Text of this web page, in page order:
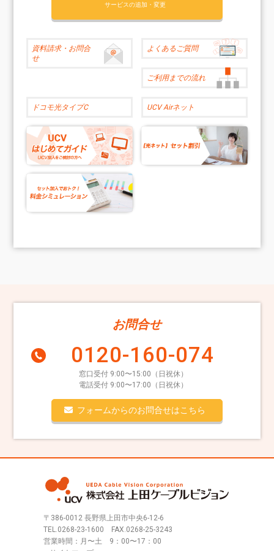
サービスの追加・変更
資料請求・お問合
せ
よくある ご質問
ご利用までの流れ
ドコモ光タイプC UCV Airネット
お問合せ
0120-160-074
窓口受付 9:00〜15:00（日祝休）
電話受付 9:00〜17:00（日祝休）
フォームからのお問合せはこちら
〒386-0012 長野県上田市中央6-12-6
TEL.0268-23-1600 FAX.0268-25-3243
営業時間：月〜土 9：00〜17：00